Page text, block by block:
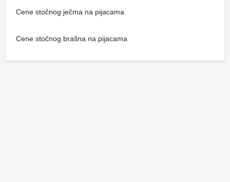
Cene stočnog ječma na pijacama
Cene stočnog brašna na pijacama